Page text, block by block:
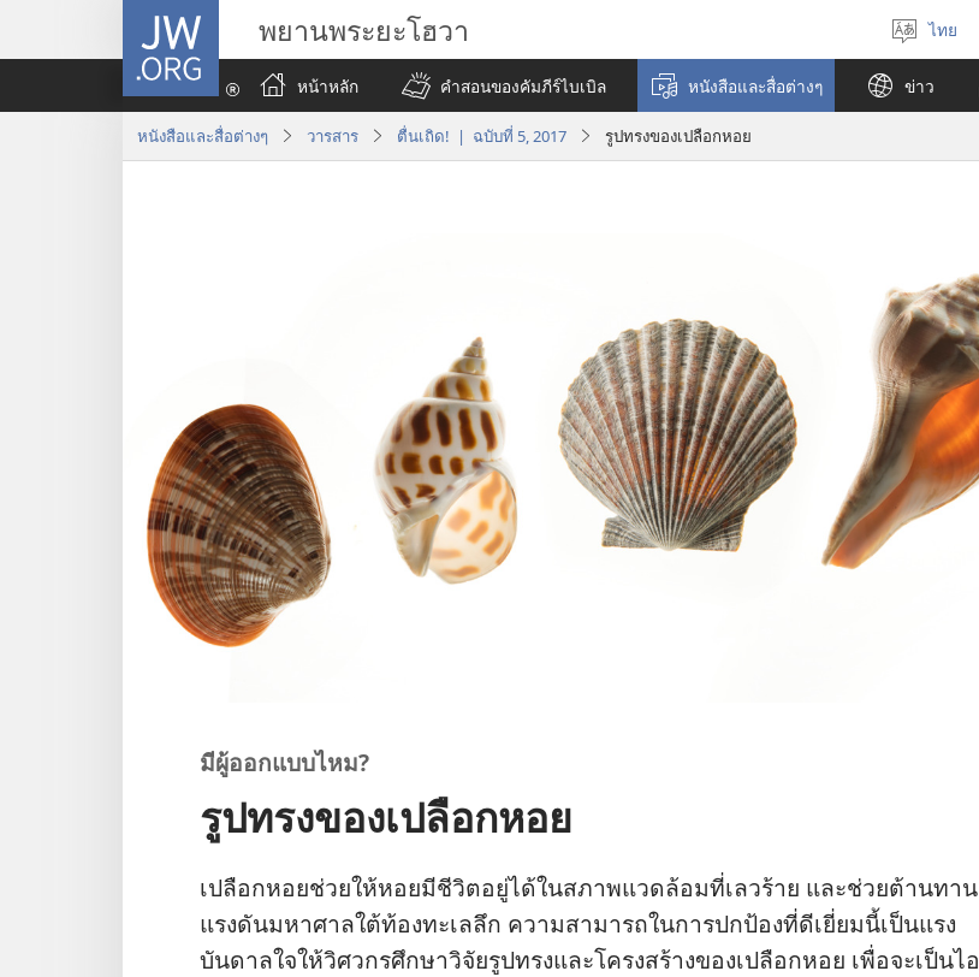
JW.ORG พยานพระยะโฮวา
เลือก
ภาษา
ไทย
หน้าหลัก
คำสอนของคัมภีร์ไบเบิล หนังสือและสื่อต่างๆ ข่าว
หนังสือและสื่อต่างๆ วารสาร ตื่นเถิด! | ฉบับที่ 5, 2017 รูปทรงของเปลือกหอย
มี​ผู้​ออก​แบบ​ไหม?
รูปทรงของเปลือกหอย
เปลือก​หอย​ช่วย​ให้​หอย​มี​ชีวิต​อยู่​ได้​ใน​สภาพ​แวด​ล้อม​ที่​เลว​ร้าย และ​ช่วย​ต้านทาน​
แรง​ดัน​มหาศาล​ใต้​ท้อง​ทะเล​ลึก ความ​สามารถ​ใน​การ​ปก​ป้อง​ที่​ดี​เยี่ยม​นี้​เป็น​แรง​
บันดาล​ใจ​ให้​วิศวกร​ศึกษา​วิจัย​รูป​ทรง​และ​โครง​สร้าง​ของ​เปลือก​หอย เพื่อ​จะ​เป็น​ไอ